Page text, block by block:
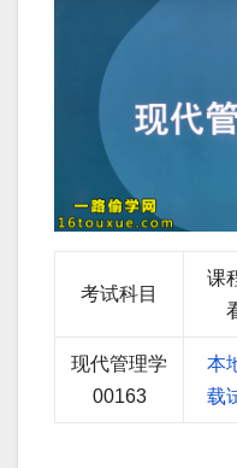
考试科目
课
现代管理学
00163
本
载